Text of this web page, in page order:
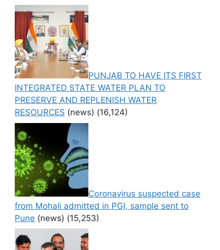
PUNJAB TO HAVE ITS FIRST
INTEGRATED STATE WATER PLAN TO
PRESERVE AND REPLENISH WATER
RESOURCES (news) (16,124)
Coronavirus suspected case
from Mohali admitted in PGI, sample sent to
Pune (news) (15,253)